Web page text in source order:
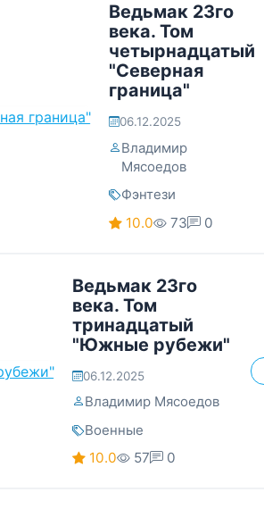
Ведьмак 23го
века. Том
четырнадцатый
"Северная
граница"
06.12.2025
Владимир
Мясоедов
Фэнтези
10.0
73 0
Ведьмак 23го
века. Том
тринадцатый
"Южные рубежи"
06.12.2025
Владимир Мясоедов
Военные
10.0
57 0